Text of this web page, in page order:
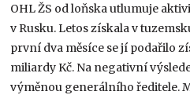
OHL ŽS od loňska utlumuje
v Rusku. Letos získala v
první dva měsíce se jí podařilo
miliardy Kč. Na negativní
výměnou generálního ředitele.